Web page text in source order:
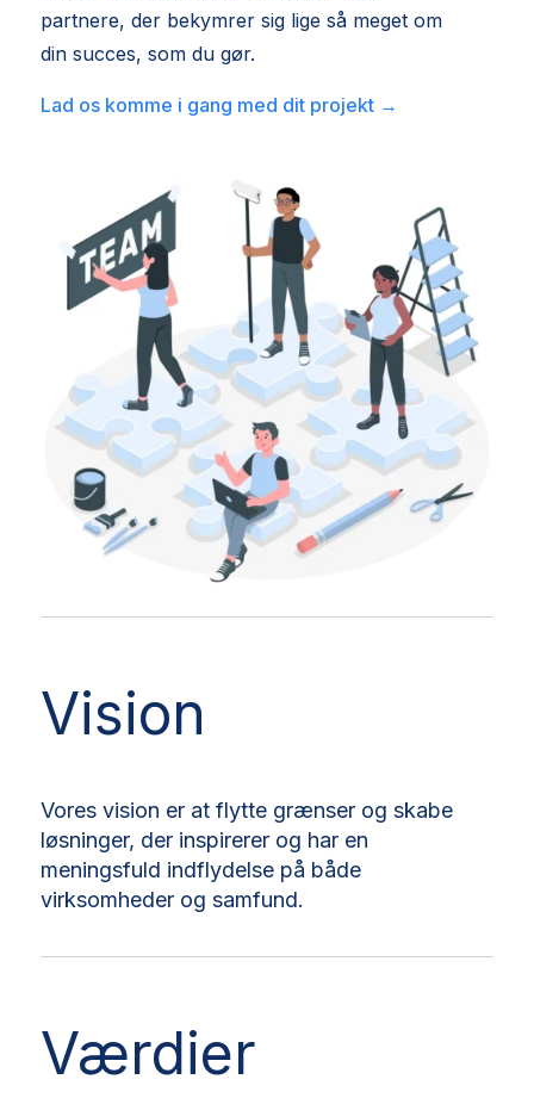
partnere, der bekymrer sig lige så meget om
din succes, som du gør.
Lad os komme i gang med dit projekt →
Vision
Vores vision er at flytte grænser og skabe
løsninger, der inspirerer og har en
meningsfuld indflydelse på både
virksomheder og samfund.
Værdier